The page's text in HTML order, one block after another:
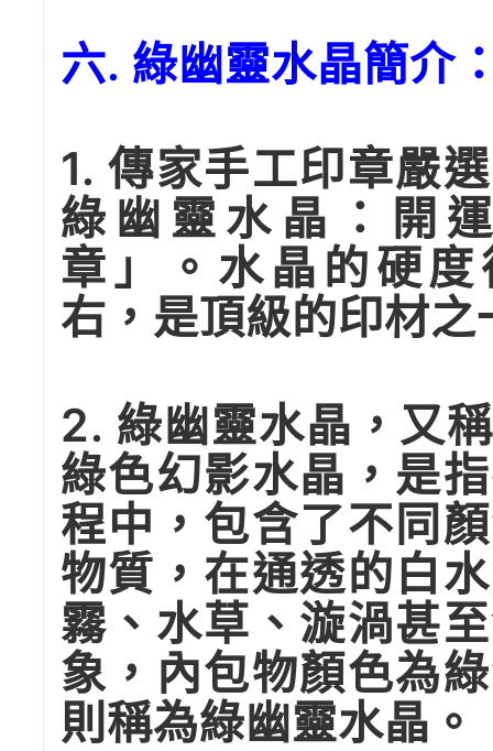
六. 綠幽靈水晶簡介
1. 傳家手工印章嚴
綠幽靈水晶：開
章」。水晶的硬
右，是頂級的印材之
2. 綠幽靈水晶，又
綠色幻影水晶，是
程中，包含了不同
物質，在通透的白
霧、水草、漩渦甚
象，內包物顏色為
則稱為綠幽靈水晶。